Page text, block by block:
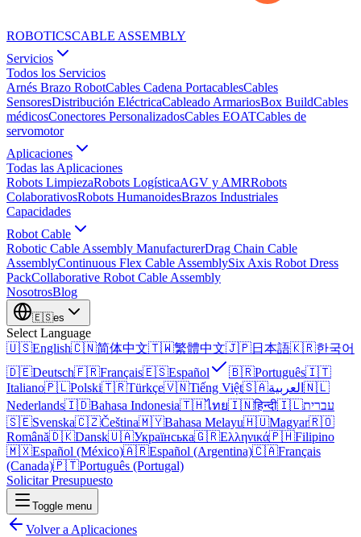
ROBOTICSCABLE ASSEMBLY
Servicios
Todos los Servicios
Arnés Brazo RobotCables Cadena PortacablesCables
SensoresDistribución EléctricaCableado ArmariosBox BuildCables
médicosConectores PersonalizadosCables EOATCables de
servomotor
Aplicaciones
Todas las Aplicaciones
Robots LimpiezaRobots LogísticaAGV y AMRRobots
ColaborativosRobots HumanoidesBrazos Industriales
Capacidades
Robot Cable
Robotic Cable Assembly ManufacturerDrag Chain Cable
AssemblyContinuous Flex Cable AssemblySix Axis Robot Dress
PackCollaborative Robot Cable Assembly
NosotrosBlog
🇪🇸es
Select Language
🇺🇸English🇨🇳简体中文🇹🇼繁體中文🇯🇵日本語🇰🇷한국어
🇩🇪Deutsch🇫🇷Français🇪🇸Español 🇧🇷Português🇮🇹
Italiano🇵🇱Polski🇹🇷Türkçe🇻🇳Tiếng Việt🇸🇦العربية 🇳🇱
Nederlands🇮🇩Bahasa Indonesia🇹🇭ไทย🇮🇳हिन्दी🇮🇱עברית
🇸🇪Svenska🇨🇿Čeština🇲🇾Bahasa Melayu🇭🇺Magyar🇷🇴
Română🇩🇰Dansk🇺🇦Українська🇬🇷Ελληνικά🇵🇭Filipino
🇲🇽Español (México)🇦🇷Español (Argentina)🇨🇦Français
(Canada)🇵🇹Português (Portugal)
Solicitar Presupuesto
Toggle menu
Volver a Aplicaciones